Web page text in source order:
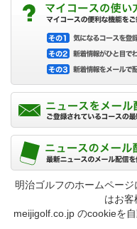
明治ゴルフのホームペー
はお客
meijigolf.co.jp のcookieを